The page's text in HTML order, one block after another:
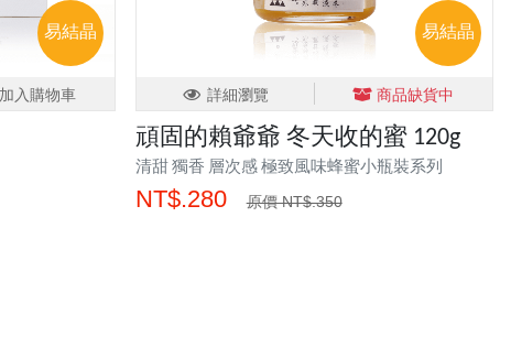
易結晶
加入購物車
易結晶
詳細瀏覽 商品缺貨中
頑固的賴爺爺 冬天收的蜜 120g
清甜 獨香 層次感 極致風味蜂蜜小瓶裝系列
NT$.280原價 NT$.350